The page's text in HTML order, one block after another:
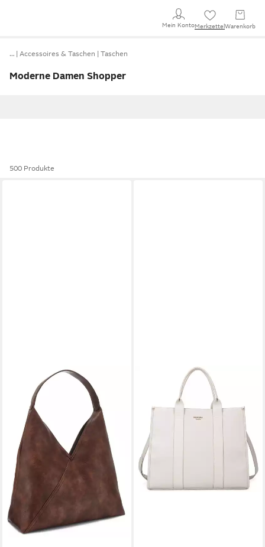
Mein KontoMerkzettel Warenkorb
… Accessoires & Taschen Taschen
Moderne Damen Shopper
500 Produkte